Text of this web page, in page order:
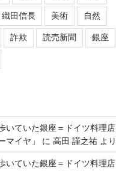
織田信長 美術 自然
詐欺 読売新聞 銀座
いていた銀座＝ドイツ料理店
マイヤ」
に 高田 謹之祐より
いていた銀座＝ドイツ料理店